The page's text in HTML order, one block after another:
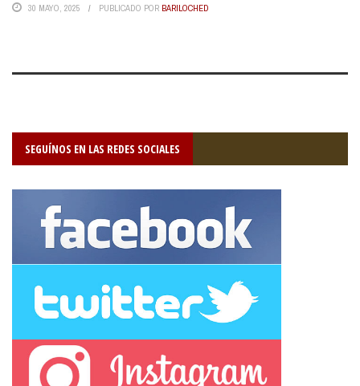
30 MAYO, 2025 PUBLICADO POR BARILOCHED
SEGUÍNOS EN LAS REDES SOCIALES